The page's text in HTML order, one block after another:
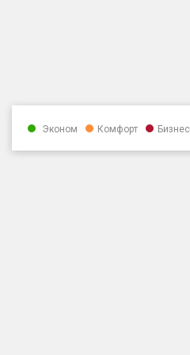
Эконом Комфорт Бизнес